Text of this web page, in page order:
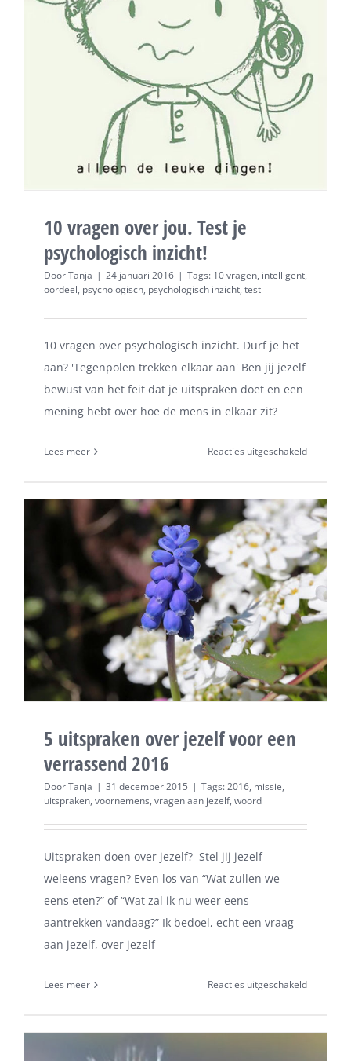
10 vragen over jou. Test je
psychologisch inzicht!
DoorTanja | 24 januari 2016 | Tags: 10 vragen, intelligent,
oordeel, psychologisch, psychologisch inzicht, test
10 vragen over psychologisch inzicht. Durf je het
aan? 'Tegenpolen trekken elkaar aan' Ben jij jezelf
bewust van het feit dat je uitspraken doet en een
mening hebt over hoe de mens in elkaar zit?
Lees meer Reacties uitgeschakeldvoor
over
jou.
Test
je
inzicht!
5 uitspraken over jezelf voor een
verrassend 2016
DoorTanja | 31 december 2015 | Tags:2016, missie,
uitspraken, voornemens, vragen aan jezelf, woord
Uitspraken doen over jezelf? Stel jij jezelf
weleens vragen? Even los van “Wat zullen we
eens eten?” of “Wat zal ik nu weer eens
aantrekken vandaag?” Ik bedoel, echt een vraag
aan jezelf, over jezelf
Lees meer Reacties uitgeschakeldvoor